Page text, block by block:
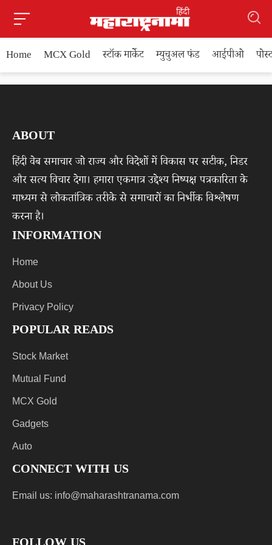
Home MCX Gold स्टॉक मार्केट म्युचुअल फंड आईपीओ
ABOUT
हिंदी वेब समाचार जो राज्य और विदेशों में विकास पर सटीक, निडर
और सत्य विचार देगा। हमारा एकमात्र उद्देश्य निष्पक्ष पत्रकारिता के
माध्यम से लोकतांत्रिक तरीके से समाचारों का निर्भीक विश्लेषण
करना है।
INFORMATION
Home
About Us
Privacy Policy
POPULAR READS
Stock Market
Mutual Fund
MCX Gold
Gadgets
Auto
CONNECT WITH US
Email us: info@maharashtranama.com